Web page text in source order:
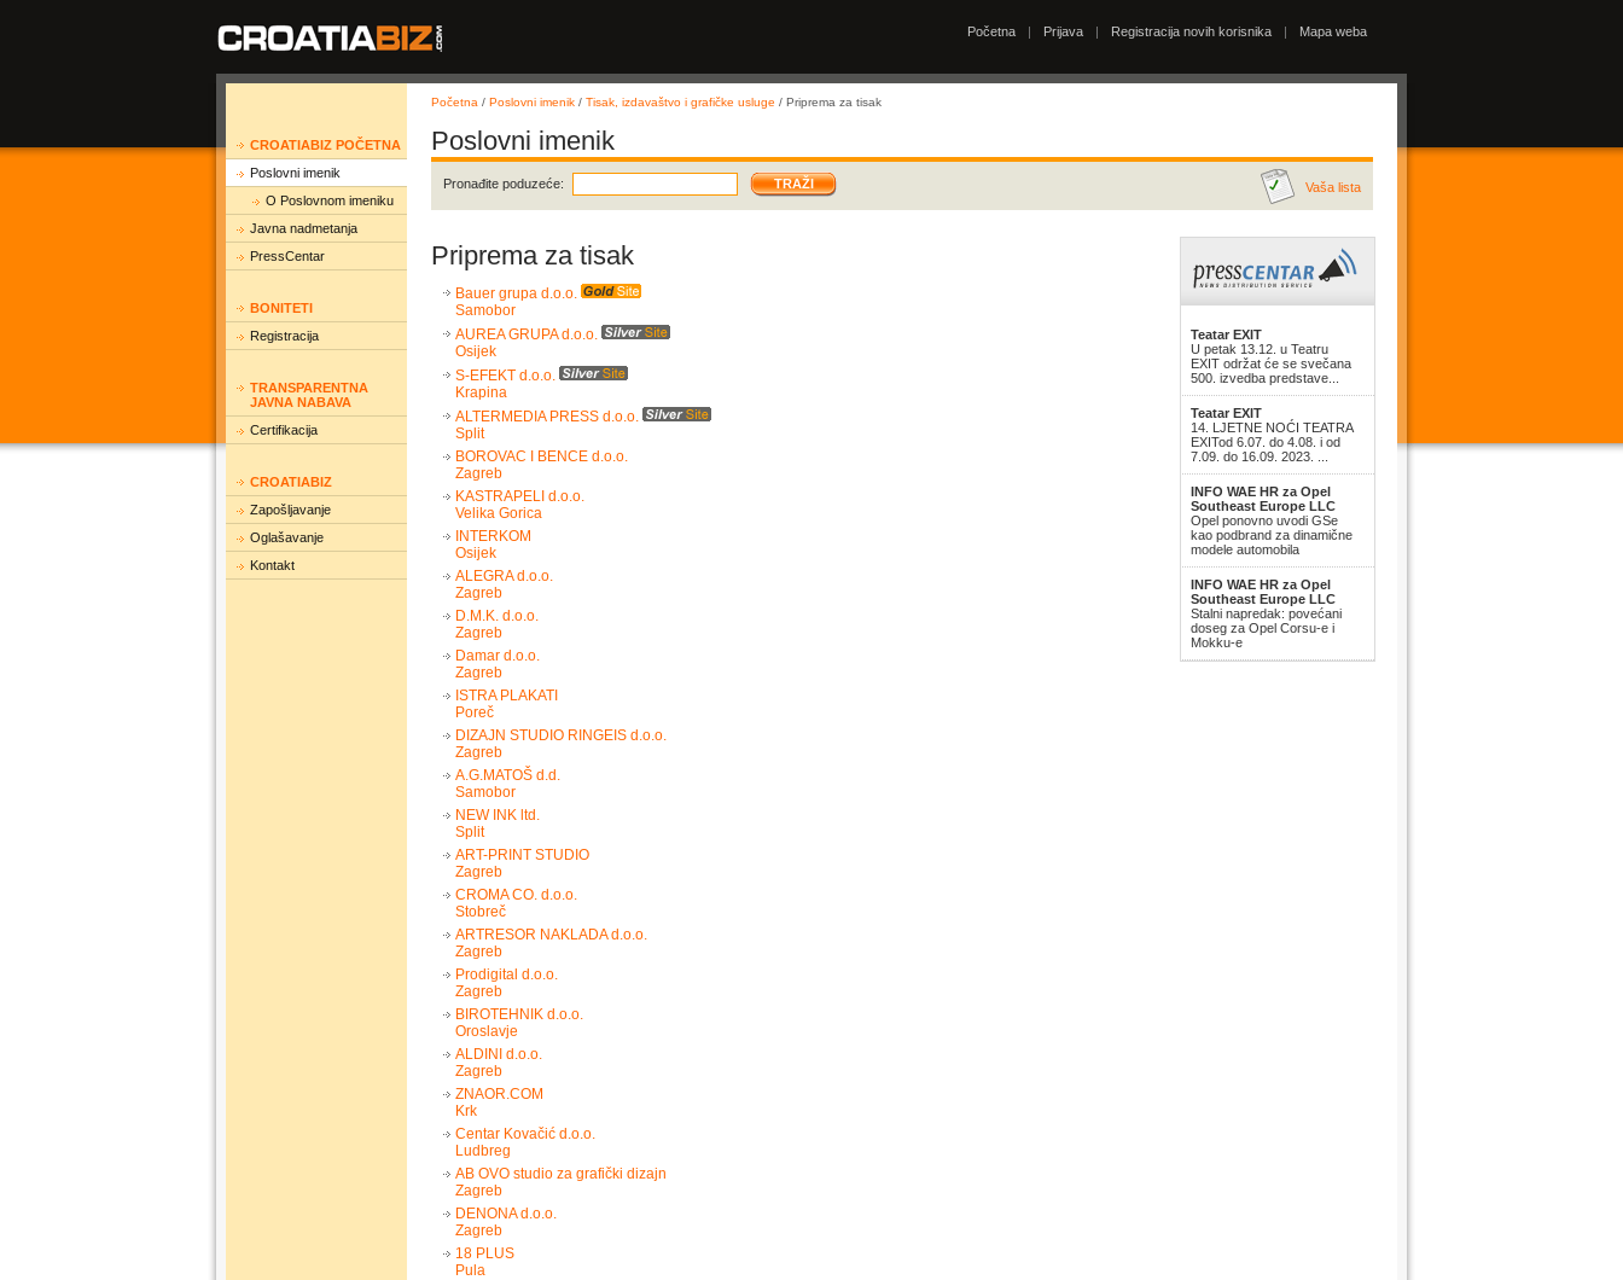
Početna | Prijava | Registracija novih korisnika | Mapa weba
CROATIABIZ POČETNA
Poslovni imenik
O Poslovnom imeniku
Javna nadmetanja
PressCentar
BONITETI
Registracija
TRANSPARENTNA
JAVNA NABAVA
Certifikacija
CROATIABIZ
Zapošljavanje
Oglašavanje
Kontakt
Početna / Poslovni imenik / Tisak, izdavaštvo i grafičke usluge / Priprema za tisak
Poslovni imenik
Pronađite poduzeće: Vaša lista
Priprema za tisak
Bauer grupa d.o.o.
Samobor
AUREA GRUPA d.o.o.
Osijek
S-EFEKT d.o.o.
Krapina
ALTERMEDIA PRESS d.o.o.
Split
BOROVAC I BENCE d.o.o.
Zagreb
KASTRAPELI d.o.o.
Velika Gorica
INTERKOM
Osijek
ALEGRA d.o.o.
Zagreb
D.M.K. d.o.o.
Zagreb
Damar d.o.o.
Zagreb
ISTRA PLAKATI
Poreč
DIZAJN STUDIO RINGEIS d.o.o.
Zagreb
A.G.MATOŠ d.d.
Samobor
NEW INK ltd.
Split
ART-PRINT STUDIO
Zagreb
CROMA CO. d.o.o.
Stobreč
ARTRESOR NAKLADA d.o.o.
Zagreb
Prodigital d.o.o.
Zagreb
BIROTEHNIK d.o.o.
Oroslavje
ALDINI d.o.o.
Zagreb
ZNAOR.COM
Krk
Centar Kovačić d.o.o.
Ludbreg
AB OVO studio za grafički dizajn
Zagreb
DENONA d.o.o.
Zagreb
18 PLUS
Pula
Teatar EXIT
U petak 13.12. u Teatru
EXIT održat će se svečana
500. izvedba predstave...
Teatar EXIT
14. LJETNE NOĆI TEATRA
EXITod 6.07. do 4.08. i od
7.09. do 16.09. 2023. ...
INFO WAE HR za Opel
Southeast Europe LLC
Opel ponovno uvodi GSe
kao podbrand za dinamične
modele automobila
INFO WAE HR za Opel
Southeast Europe LLC
Stalni napredak: povećani
doseg za Opel Corsu-e i
Mokku-e